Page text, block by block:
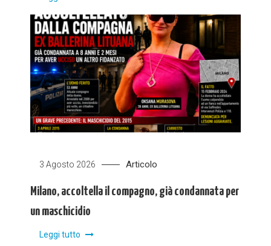
3 Agosto 2026 Articolo
Milano, accoltella il compagno, già condannata per
un maschicidio
Leggi tutto